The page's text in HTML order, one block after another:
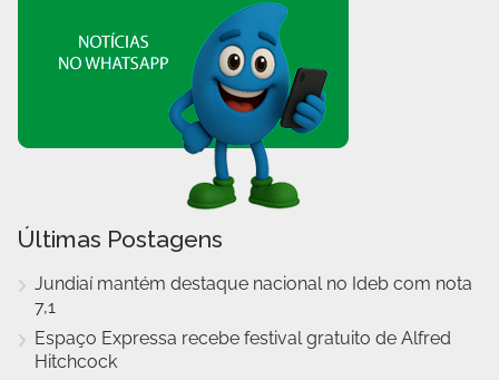
Últimas Postagens
Jundiaí mantém destaque nacional no Ideb com nota
7,1
Espaço Expressa recebe festival gratuito de Alfred
Hitchcock